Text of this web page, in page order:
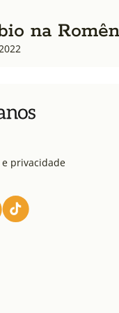
na
privacidade